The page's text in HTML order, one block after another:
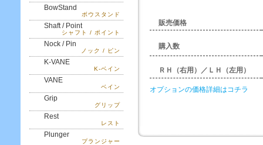
BowStand
ボウスタンド
Shaft / Point
シャフト / ポイント
Nock / Pin
ノック / ピン
K-VANE
K-ベイン
VANE
ベイン
Grip
グリップ
Rest
レスト
Plunger
プランジャー
販売価格
購入数
ＲＨ（右用）／ＬＨ（左用）
オプションの価格詳細はコチラ